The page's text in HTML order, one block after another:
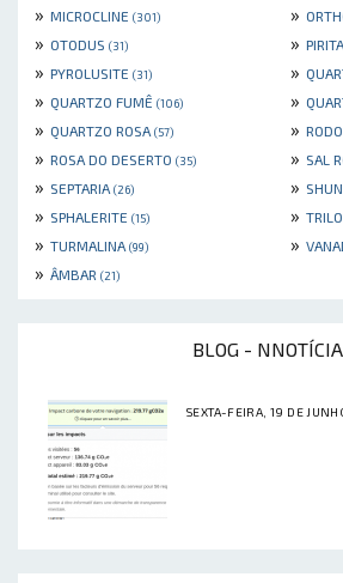
» MICROCLINE (301) »
» OTODUS (31) » PIRITA
» PYROLUSITE (31) »
» QUARTZO FUMÊ (106) »
» QUARTZO ROSA (57) »
» ROSA DO DESERTO (35) » SAL
» SEPTARIA (26) »
» SPHALERITE (15) »
» TURMALINA (99) »
» ÂMBAR (21)
BLOG - NNOTÍCIA
SEXTA-FEIRA, 19 DE